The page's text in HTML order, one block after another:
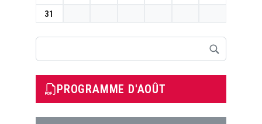
31
PROGRAMME D'AOÛT